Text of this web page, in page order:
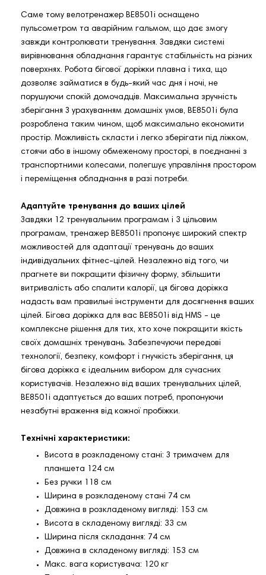
Саме тому велотренажер BE8501i оснащено
пульсометром та аварійним гальмом, що дає змогу
завжди контролювати тренування. Завдяки системі
вирівнювання обладнання гарантує стабільність на різних
поверхнях. Робота бігової доріжки плавна і тиха, що
дозволяє займатися в будь-який час дня і ночі, не
порушуючи спокій домочадців. Максимальна зручність
зберігання З урахуванням домашніх умов, BE8501i була
розроблена таким чином, щоб максимально економити
простір. Можливість скласти і легко зберігати під ліжком,
стоячи або в іншому обмеженому просторі, в поєднанні з
транспортними колесами, полегшує управління простором
і переміщення обладнання в разі потреби.
Адаптуйте тренування до ваших цілей
Завдяки 12 тренувальним програмам і 3 цільовим
програмам, тренажер BE8501i пропонує широкий спектр
можливостей для адаптації тренувань до ваших
індивідуальних фітнес-цілей. Незалежно від того, чи
прагнете ви покращити фізичну форму, збільшити
витривалість або спалити калорії, ця бігова доріжка
надасть вам правильні інструменти для досягнення ваших
цілей. Бігова доріжка для вас BE8501i від HMS - це
комплексне рішення для тих, хто хоче покращити якість
своїх домашніх тренувань. Забезпечуючи передові
технології, безпеку, комфорт і гнучкість зберігання, ця
бігова доріжка є ідеальним вибором для сучасних
користувачів. Незалежно від ваших тренувальних цілей,
BE8501i адаптується до ваших потреб, пропонуючи
незабутні враження від кожної пробіжки.
Технічні характеристики:
Висота в розкладеному стані: З тримачем для
планшета 124 см
Без ручки 118 см
Ширина в розкладеному стані 74 см
Довжина в розкладеному вигляді: 153 см
Висота в складеному вигляді: 33 см
Ширина після складання: 74 см
Довжина в складеному вигляді: 153 см
Макс. вага користувача: 120 кг